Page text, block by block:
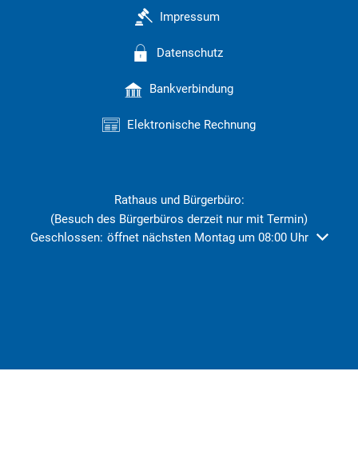
Impressum
Datenschutz
Bankverbindung
Elektronische Rechnung
Rathaus und Bürgerbüro:
(Besuch des Bürgerbüros derzeit nur mit Termin)
Klicken, um weitere Öffnungs- oder Schließzeiten
Geschlossen: öffnet nächsten Montag um 08:00 Uhr